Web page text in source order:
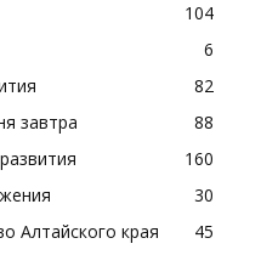
104
6
82
завтра
88
160
30
Алтайского края
45